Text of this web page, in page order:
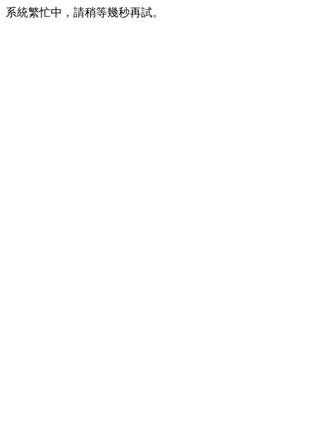
系統繁忙中，請稍等幾秒再試。